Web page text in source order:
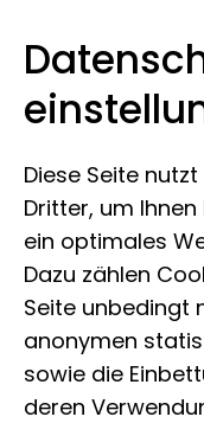
Zum Inhalt
Evolutioneum
„Ideen
in
Diese Seite
Dritter, um
ein optimales
Dazu zählen
Seite unbedingt
anonymen
sowie die
deren